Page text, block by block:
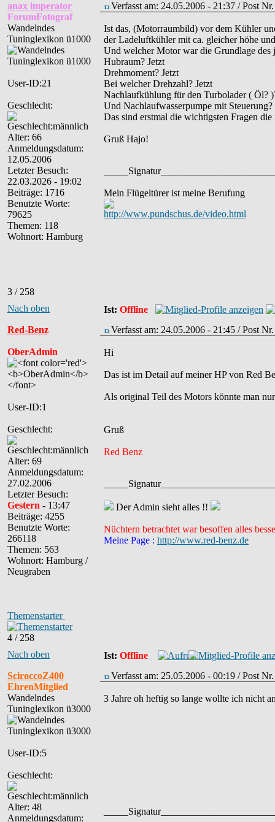
anax imperator
ForumFotograf
Wandelndes
Tuninglexikon ü1000
User-ID:21
Geschlecht:
Alter: 66
Anmeldungsdatum:
12.05.2006
Letzter Besuch:
22.03.2026 - 19:02
Beiträge: 1716
Benutzte Worte:
79625
Themen: 118
Wohnort: Hamburg
3 / 258
Verfasst am: 24.05.2006 - 21:37 / Post
Ist das, (Motorraumbild) vor dem Kühler
der Ladeluftkühler mit ca. gleicher höhe
Und welcher Motor war die Grundlage des
Hubraum? Jetzt
Drehmoment? Jetzt
Bei welcher Drehzahl? Jetzt
Nachlaufkühlung für den Turbolader ( Öl?
Und Nachlaufwasserpumpe mit Steuerung?
Das sind erstmal die wichtigsten Fragen die
Gruß Hajo!
Mein Flügeltürer ist meine Berufung
http://www.pundschus.de/video.html
Nach oben Ist: Offline
Red-Benz
OberAdmin
User-ID:1
Geschlecht:
Alter: 69
Anmeldungsdatum:
27.02.2006
Letzter Besuch:
Gestern - 13:47
Beiträge: 4255
Benutzte Worte:
266118
Themen: 563
Wohnort: Hamburg /
Neugraben
Themenstarter
4 / 258
Verfasst am: 24.05.2006 - 21:45 / Post
Hi
Das ist im Detail auf meiner HP von Red
Als original Teil des Motors könnte man
Gruß
Red Benz
Der Admin sieht alles !!
Nüchtern betrachtet war besoffen alles
Meine Page : http://www.red-benz.de
Nach oben Ist: Offline
SciroccoZ400
EhrenMitglied
Wandelndes
Tuninglexikon ü3000
User-ID:5
Geschlecht:
Alter: 48
Anmeldungsdatum:
Verfasst am: 25.05.2006 - 00:19 / Post
3 Jahre oh heftig so lange wollte ich nicht